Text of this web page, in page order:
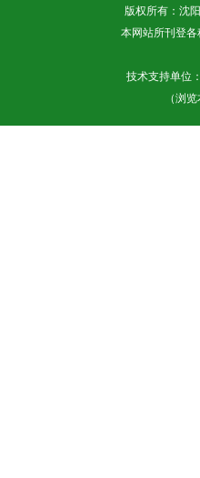
版权所有：沈
本网站所刊登
技术支持单位
（浏